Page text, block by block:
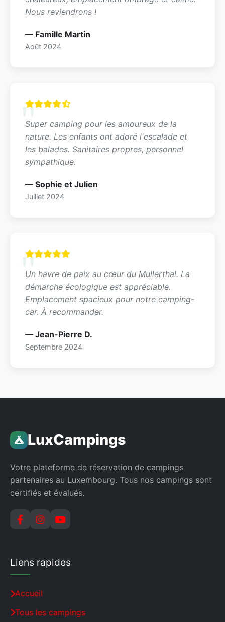
Nous reviendrons !
— Famille Martin
Août 2024
Super camping pour les amoureux de la
nature. Les enfants ont adoré l'escalade et
les balades. Sanitaires propres, personnel
sympathique.
— Sophie et Julien
Juillet 2024
Un havre de paix au cœur du Mullerthal. La
démarche écologique est appréciable.
Emplacement spacieux pour notre camping-
car. À recommander.
— Jean-Pierre D.
Septembre 2024
LuxCampings
Votre plateforme de réservation de campings
partenaires au Luxembourg. Tous nos campings sont
certifiés et évalués.
Liens rapides
Accueil
Tous les campings